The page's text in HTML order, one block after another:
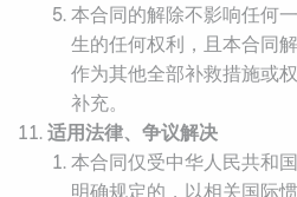
本合同的解除不影响任何
生的任何权利，且本合同
作为其他全部补救措施或
补充。
适用法律、争议解决
本合同仅受中华人民共和